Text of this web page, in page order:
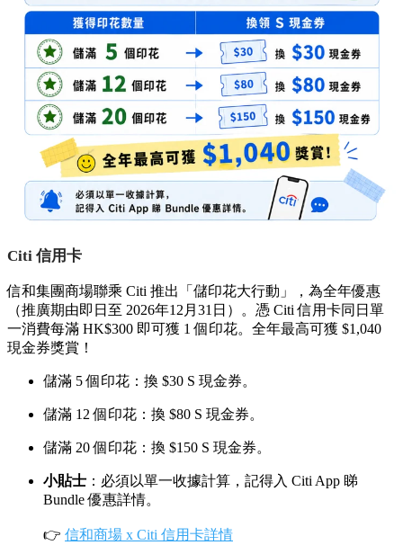
Citi 信用卡
信和集團商場聯乘 Citi 推出「儲印花大行動」，為全年優惠
（推廣期由即日至 2026年12月31日）。憑 Citi 信用卡同日單
一消費每滿 HK$300 即可獲 1 個印花。全年最高可獲 $1,040
現金券獎賞！
儲滿 5 個印花：換 $30 S 現金券。
儲滿 12 個印花：換 $80 S 現金券。
儲滿 20 個印花：換 $150 S 現金券。
小貼士 ：必須以單一收據計算，記得入 Citi App 睇
Bundle 優惠詳情。
👉 信和商場 x Citi 信用卡詳情